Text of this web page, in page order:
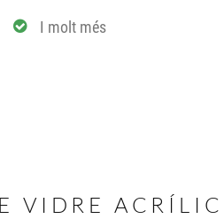
I molt més
VIDRE ACRÍLIC